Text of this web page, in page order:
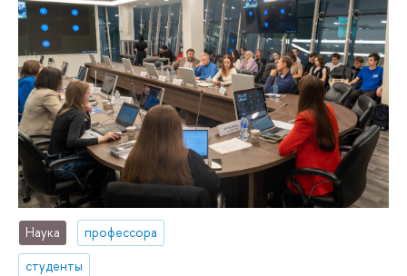
Наука
профессора
студенты